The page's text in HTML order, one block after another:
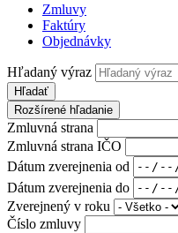
Zmluvy
Faktúry
Objednávky
Hľadaný výraz
Hľadať
Rozšírené hľadanie
Zmluvná strana
Zmluvná strana IČO
Dátum zverejnenia od
Dátum zverejnenia do
Zverejnený v roku
Číslo zmluvy